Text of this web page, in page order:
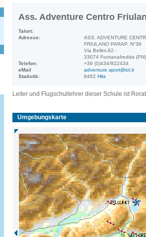
Ass. Adventure Centro
Talort:
Adresse:
ASS. ADVENTURE
FRIULANO PARAP. N°36
Via Bellini,82 -
33074 Fontanafredda (PN)
Telefon:
+39 (0)434/922434
eMail
adventure.sport@iol.it
Statistik:
8462 Hits
Leiter und Flugschullehrer dieser Schule ist
Umgebungskarte